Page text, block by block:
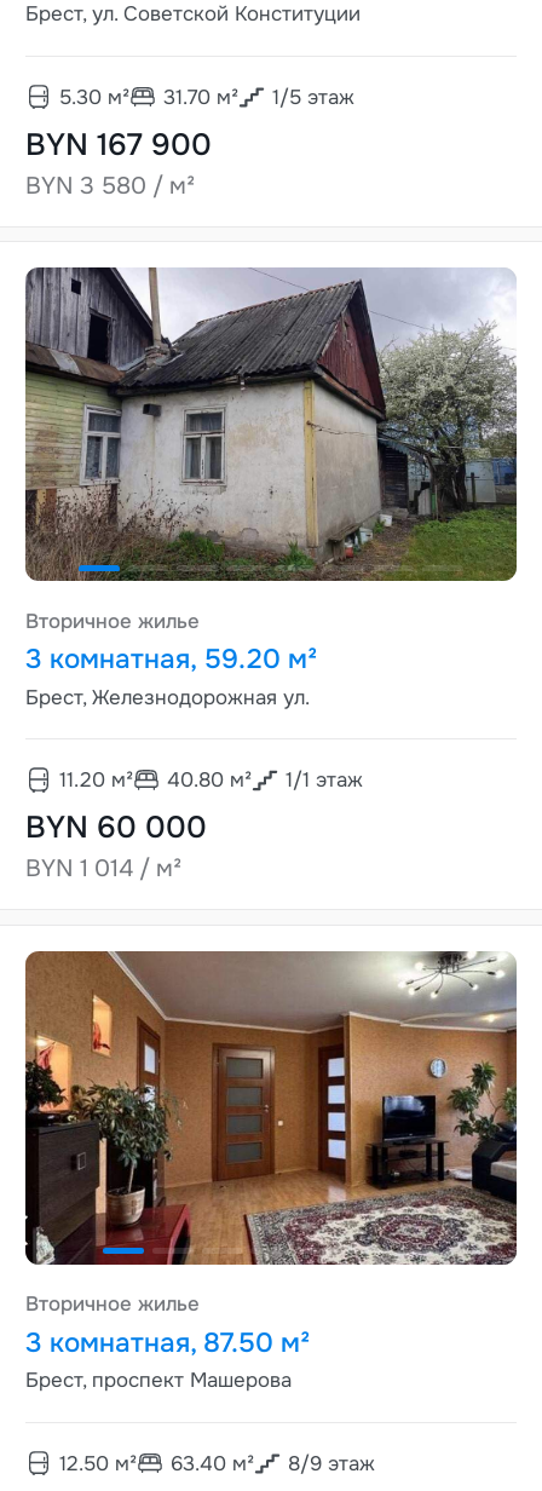
Брест, ул. Советской Конституции
5.30м² 31.70м² 1/5этаж
BYN 167 900
BYN 3 580 / м²
Вторичное жилье
3 комнатная, 59.20 м²
Брест, Железнодорожная ул.
11.20м² 40.80м² 1/1 этаж
BYN 60 000
BYN 1 014 / м²
Вторичное жилье
3 комнатная, 87.50 м²
Брест, проспект Машерова
12.50м² 63.40м² 8/9этаж